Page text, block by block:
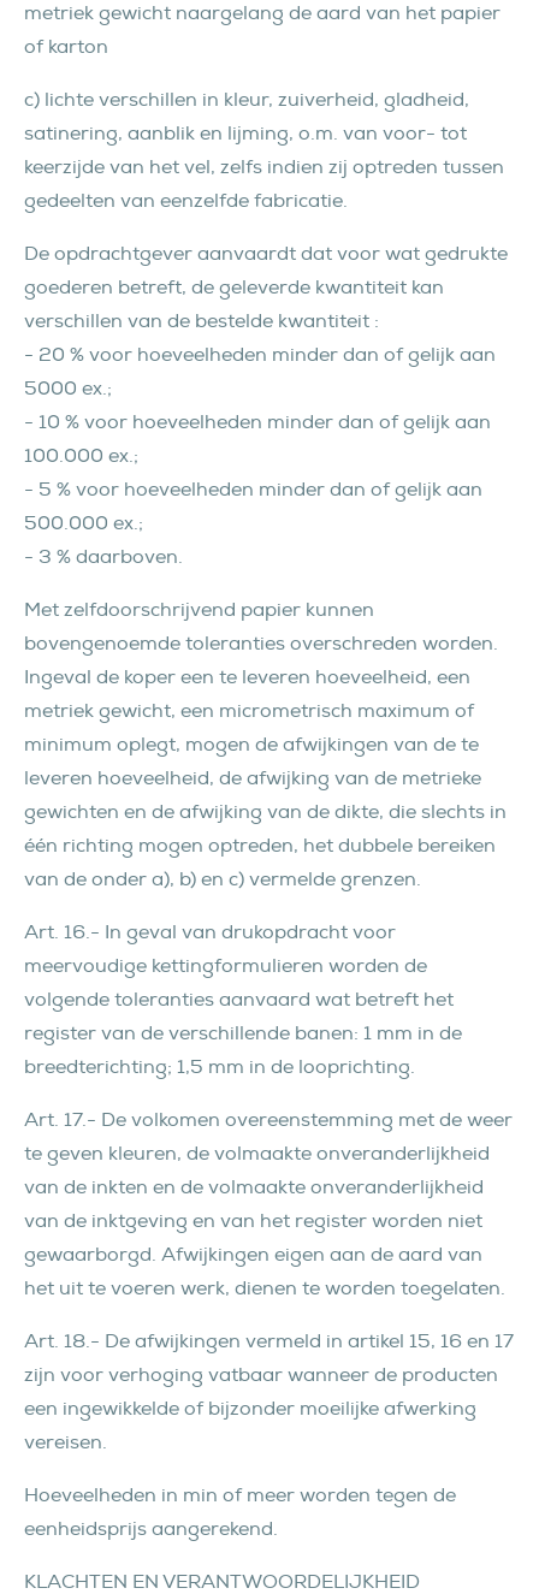
metriek gewicht naargelang de aard van het papier
of karton
c) lichte verschillen in kleur, zuiverheid, gladheid,
satinering, aanblik en lijming, o.m. van voor- tot
keerzijde van het vel, zelfs indien zij optreden tussen
gedeelten van eenzelfde fabricatie.
De opdrachtgever aanvaardt dat voor wat gedrukte
goederen betreft, de geleverde kwantiteit kan
verschillen van de bestelde kwantiteit :
- 20 % voor hoeveelheden minder dan of gelijk aan
5000 ex.;
- 10 % voor hoeveelheden minder dan of gelijk aan
100.000 ex.;
- 5 % voor hoeveelheden minder dan of gelijk aan
500.000 ex.;
- 3 % daarboven.
Met zelfdoorschrijvend papier kunnen
bovengenoemde toleranties overschreden worden.
Ingeval de koper een te leveren hoeveelheid, een
metriek gewicht, een micrometrisch maximum of
minimum oplegt, mogen de afwijkingen van de te
leveren hoeveelheid, de afwijking van de metrieke
gewichten en de afwijking van de dikte, die slechts in
één richting mogen optreden, het dubbele bereiken
van de onder a), b) en c) vermelde grenzen.
Art. 16.- In geval van drukopdracht voor
meervoudige kettingformulieren worden de
volgende toleranties aanvaard wat betreft het
register van de verschillende banen: 1 mm in de
breedterichting; 1,5 mm in de looprichting.
Art. 17.- De volkomen overeenstemming met de weer
te geven kleuren, de volmaakte onveranderlijkheid
van de inkten en de volmaakte onveranderlijkheid
van de inktgeving en van het register worden niet
gewaarborgd. Afwijkingen eigen aan de aard van
het uit te voeren werk, dienen te worden toegelaten.
Art. 18.- De afwijkingen vermeld in artikel 15, 16 en 17
zijn voor verhoging vatbaar wanneer de producten
een ingewikkelde of bijzonder moeilijke afwerking
vereisen.
Hoeveelheden in min of meer worden tegen de
eenheidsprijs aangerekend.
KLACHTEN EN VERANTWOORDELIJKHEID